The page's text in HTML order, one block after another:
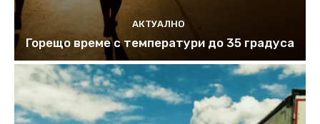
АКТУАЛНО
Горещо време с температури до 35 градуса